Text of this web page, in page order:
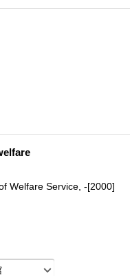
Welfare Service, -[2000]